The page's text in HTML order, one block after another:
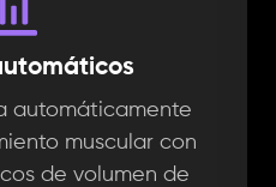
automáticamente
muscular con
de volumen de